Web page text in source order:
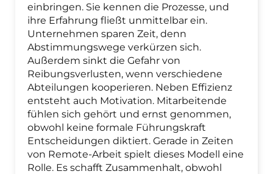
einbringen. Sie kennen die Prozesse, und
ihre Erfahrung fließt unmittelbar ein.
Unternehmen sparen Zeit, denn
Abstimmungswege verkürzen sich.
Außerdem sinkt die Gefahr von
Reibungsverlusten, wenn verschiedene
Abteilungen kooperieren. Neben Effizienz
entsteht auch Motivation. Mitarbeitende
fühlen sich gehört und ernst genommen,
obwohl keine formale Führungskraft
Entscheidungen diktiert. Gerade in Zeiten
von Remote-Arbeit spielt dieses Modell eine
Rolle. Es schafft Zusammenhalt, obwohl